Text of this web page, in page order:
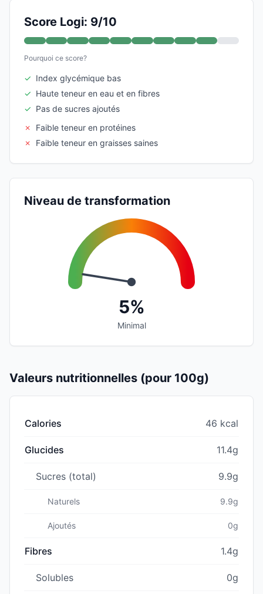
Score Logi: 9/10
Pourquoi ce score?
✓ Index glycémique bas
✓ Haute teneur en eau et en fibres
✓ Pas de sucres ajoutés
✗
Faible teneur en protéines
✗
Faible teneur en graisses saines
Niveau de transformation
5%
Minimal
Valeurs nutritionnelles (pour 100g)
Calories 46 kcal
Glucides 11.4g
Sucres (total) 9.9g
Naturels 9.9g
Ajoutés 0g
Fibres 1.4g
Solubles 0g